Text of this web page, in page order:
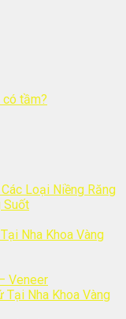
có tầm?
Loại Niềng Răng
Suốt
Nha Khoa Vàng
Veneer
Tại Nha Khoa Vàng